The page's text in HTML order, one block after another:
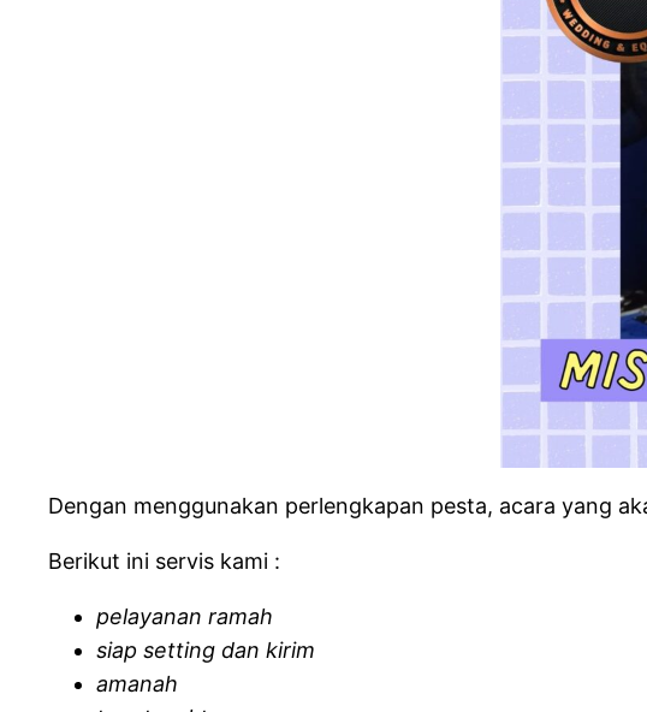
Dengan menggunakan perlengkapan pesta, acara yang
Berikut ini servis kami :
pelayanan ramah
siap setting dan kirim
amanah